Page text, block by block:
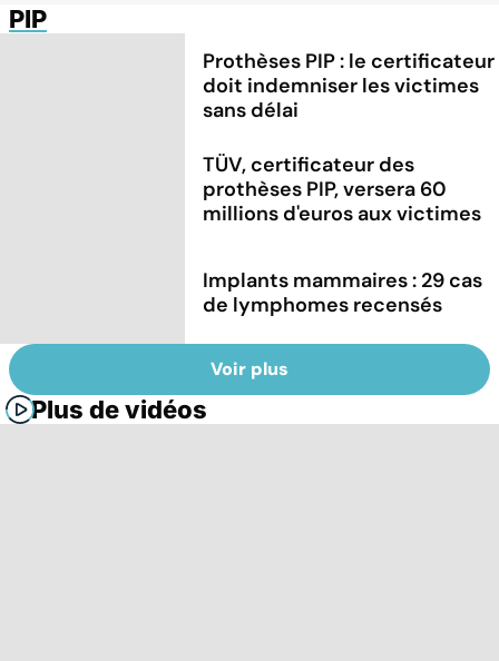
PIP
Prothèses PIP : le certificateur
doit indemniser les victimes
sans délai
TÜV, certificateur des
prothèses PIP, versera 60
millions d'euros aux victimes
Implants mammaires : 29 cas
de lymphomes recensés
Voir plus
Plus de vidéos